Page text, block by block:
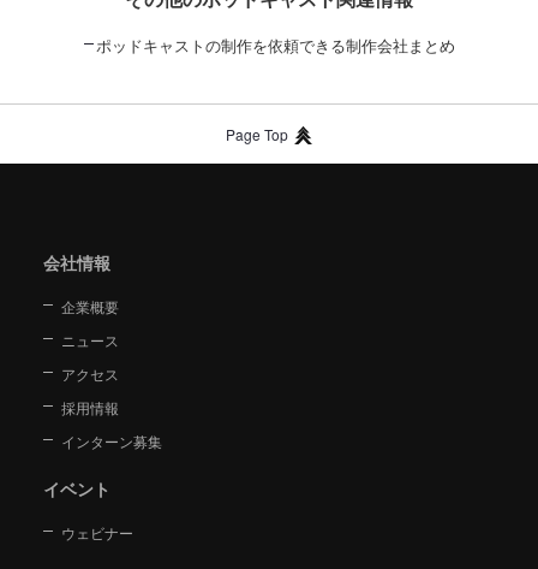
ポッドキャストの制作を依頼できる制作会社まとめ
Page Top
会社情報
企業概要
ニュース
アクセス
採用情報
インターン募集
イベント
ウェビナー